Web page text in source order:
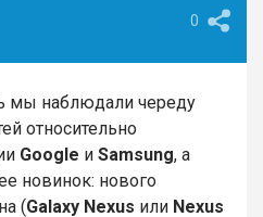
0
мы наблюдали череду
относительно
Google и Samsung, а
новинок: нового
(Galaxy Nexus или Nexus